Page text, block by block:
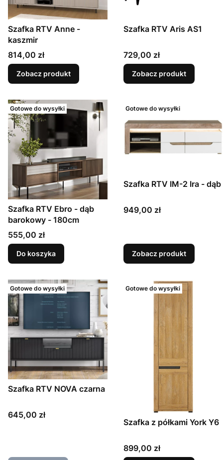
Szafka RTV Anne -
kaszmir
Cena
814,00 zł
Zobacz produkt
Szafka RTV Aris AS1
Cena
729,00 zł
Zobacz produkt
Gotowe do wysyłki
Szafka RTV Ebro - dąb
barokowy - 180cm
Cena
555,00 zł
Do koszyka
Gotowe do wysyłki
Szafka RTV IM-2 Ira - dąb
Cena
949,00 zł
Zobacz produkt
Gotowe do wysyłki
Szafka RTV NOVA czarna
Cena
645,00 zł
Gotowe do wysyłki
Szafka z półkami York Y6
Cena
899,00 zł